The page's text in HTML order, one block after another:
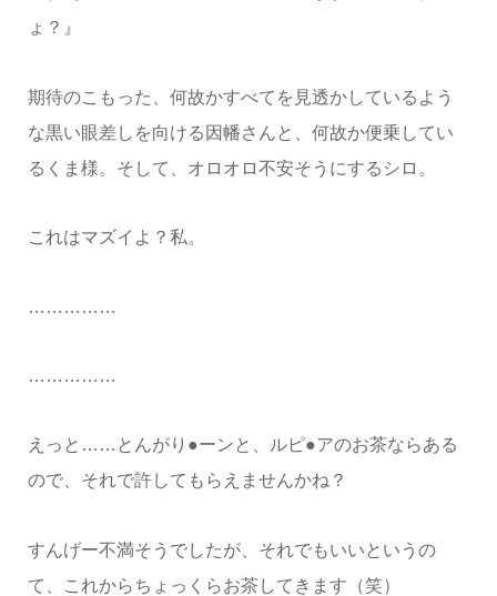
ょ？』
期待のこもった、何故かすべてを見透かしているよう
な黒い眼差しを向ける因幡さんと、何故か便乗してい
るくま様。そして、オロオロ不安そうにするシロ。
これはマズイよ？私。
……………
……………
えっと……とんがり●ーンと、ルピ●アのお茶ならある
ので、それで許してもらえませんかね？
すんげー不満そうでしたが、それでもいいというの
て、これからちょっくらお茶してきます（笑）